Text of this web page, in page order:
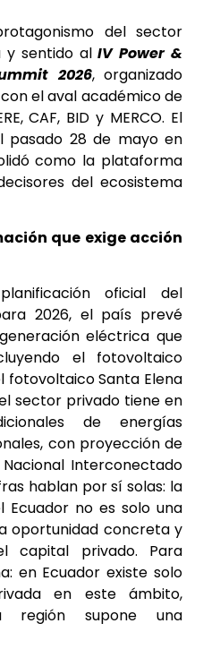
del sector
y sentido alIV Power &
2026, organizado
el aval académico de
CAF, BID y MERCO. El
pasado 28 de mayo en
como la plataforma
del ecosistema
que exige acción
oficial del
2026, el país prevé
eléctrica que
el fotovoltaico
fotovoltaico Santa Elena
sector privado tiene en
de energías
con proyección de
Interconectado
hablan por sí solas: la
Ecuador no es solo una
oportunidad concreta y
capital privado. Para
en Ecuador existe solo
en este ámbito,
supone una